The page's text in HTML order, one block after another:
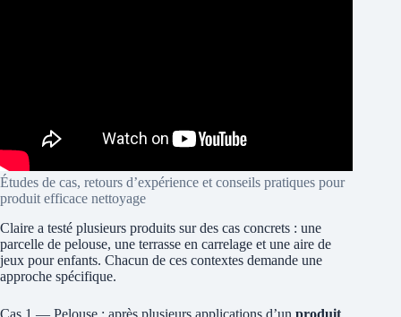
Études de cas, retours d’expérience et conseils pratiques pour
produit efficace nettoyage
Claire a testé plusieurs produits sur des cas concrets : une
parcelle de pelouse, une terrasse en carrelage et une aire de
jeux pour enfants. Chacun de ces contextes demande une
approche spécifique.
Cas 1 — Pelouse : après plusieurs applications d’un produit